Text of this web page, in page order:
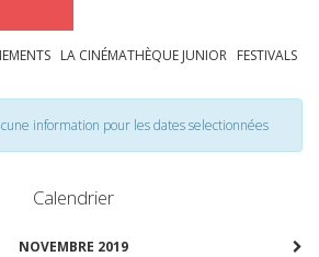
LA CINÉMATHÈQUE JUNIOR FESTIVALS
information pour les dates selectionnées
Calendrier
NOVEMBRE 2019